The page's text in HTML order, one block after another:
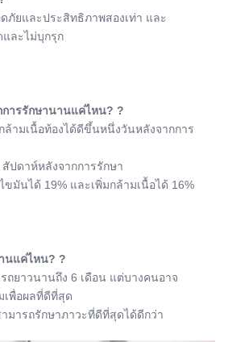
ภัยและประสิทธิภาพสองเท่า และ
และไม่บุกรุก
ารรักษานานแค่ไหน? ?
ล้ามเนื้อท้องได้ดีขึ้นหนึ่งวันหลังจากการ
ปดาห์หลังจากการรักษา
มันได้ 19% และเพิ่มกล้ามเนื้อได้ 16%
นแค่ไหน? ?
ถยาวนานถึง 6 เดือน แต่บางคนอาจ
เพื่อผลที่ดีที่สุด
มารถรักษาภาวะที่ดีที่สุดได้ดีกว่า